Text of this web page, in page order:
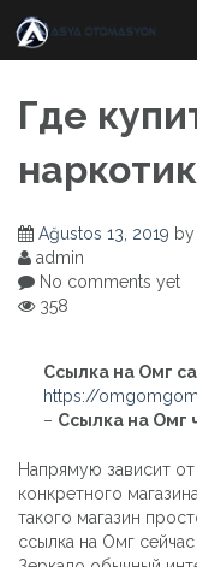
content
Где
Ağustos 13, 2019 by
admin
No comments yet
358
Ссылка на Омг
https://
– Ссылка на Омг
Напрямую зависит
конкретного
такого магазин
ссылка на Омг